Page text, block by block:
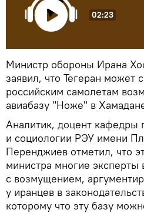
02:23
Министр обороны Ирана
заявил, что Тегеран может
российским самолетам
авиабазу "Ноже" в
Аналитик, доцент кафедры
и социологии РЭУ имени
Перенджиев отметил, что
министра многие эксперты
с возмущением,
у иранцев в
которому что эту базу